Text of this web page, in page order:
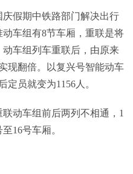
假期中铁路部门解决出行
车组有8节车厢，重联是将
车组列车重联后，由原来
现翻倍。以复兴号智能动车
定员就变为1156人。
动车组前后两列不相通，1
16号车厢。